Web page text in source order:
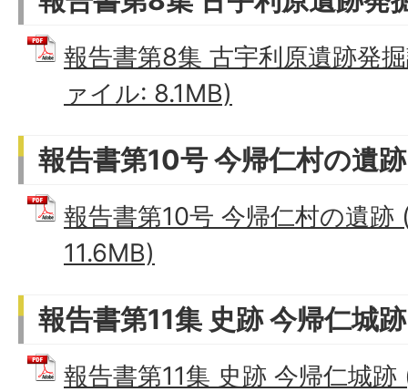
報告書第8集 古宇利原遺跡発
ァイル: 8.1MB)
報告書第10号 今帰仁村の遺跡
報告書第10号 今帰仁村の遺跡
11.6MB)
報告書第11集 史跡 今帰仁城跡
報告書第11集 史跡 今帰仁城